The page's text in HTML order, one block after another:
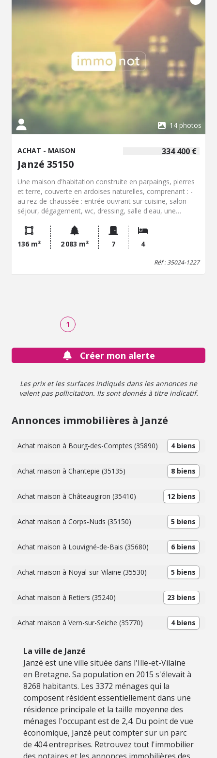
15 m²) ainsi qu'un petit grenier au-dessus, offrant de
nombreuses possibilités (atelier, stockage, bureau,
14 photos
334 400 €
ACHAT - MAISON
Janzé 35150
Une maison d'habitation construite en parpaings, pierres
et terre, couverte en ardoises naturelles, comprenant : -
au rez-de-chaussée : entrée ouvrant sur cuisine, salon-
séjour, dégagement, wc, dressing, salle d'eau, une
chambres, wc, salle de bains. Un accès à l'arrière cuisine
par la pièce principale et un garage attenant et un carport.
Jardin tout autour.
136 m² 2 083 m² 7 4
Réf : 35024-1227
1
Créer mon alerte
Les prix et les surfaces indiqués dans les annonces ne
valent pas pollicitation. Ils sont donnés à titre indicatif.
Annonces immobilières à Janzé
Achat maison à Bourg-des-Comptes (35890) 4 biens
Achat maison à Chantepie (35135) 8 biens
Achat maison à Châteaugiron (35410) 12 biens
Achat maison à Corps-Nuds (35150) 5 biens
Achat maison à Louvigné-de-Bais (35680) 6 biens
Achat maison à Noyal-sur-Vilaine (35530) 5 biens
Achat maison à Retiers (35240) 23 biens
Achat maison à Vern-sur-Seiche (35770) 4 biens
La ville de Janzé
Janzé est une ville située dans l'Ille-et-Vilaine
en Bretagne. Sa population en 2015 s'élevait à
8268 habitants. Les 3372 ménages qui la
composent résident essentiellement dans une
résidence principale et la taille moyenne des
ménages l'occupant est de 2,4. Du point de vue
économique, Janzé peut compter sur un parc
de 404 entreprises. Retrouvez tout l'immobilier